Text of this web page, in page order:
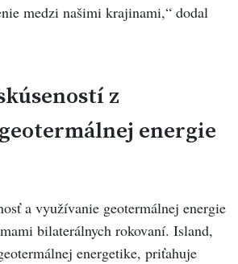
medzi našimi krajinami,“ dodal
z
energie
a využívanie geotermálnej energie
bilaterálnych rokovaní. Island,
energetike, priťahuje